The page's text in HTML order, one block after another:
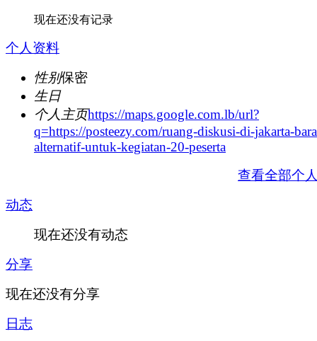
现在还没有记录
个人资料
性别保密
生日
个人主页https://maps.google.com.lb/url?
q=https://posteezy.com/ruang-diskusi-di-jakarta-
alternatif-untuk-kegiatan-20-peserta
查看全部个
动态
现在还没有动态
分享
现在还没有分享
日志